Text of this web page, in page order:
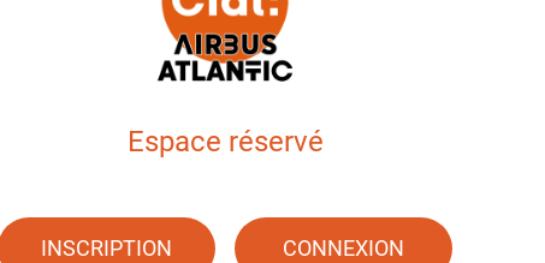
Espace réservé
INSCRIPTION CONNEXION